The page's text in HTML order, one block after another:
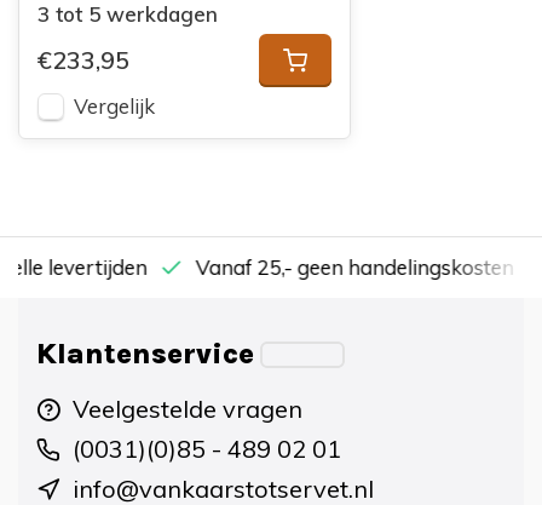
3 tot 5 werkdagen
€233,95
Vergelijk
levertijden Vanaf 25,- geen handelingskosten
Klantenservice
Veelgestelde vragen
(0031)(0)85 - 489 02 01
info@vankaarstotservet.nl